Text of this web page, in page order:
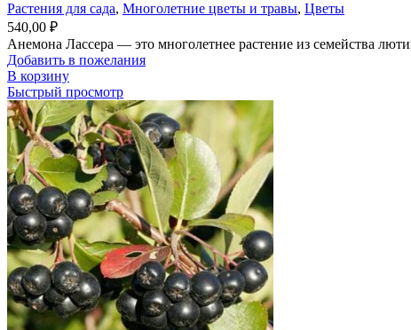
Растения для сада, Многолетние цветы и травы, Цветы
540,00 ₽
Анемона Лассера — это многолетнее растение из семейства
Добавить в пожелания
В корзину
Быстрый просмотр